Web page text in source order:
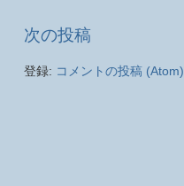
次の投稿
登録: コメントの投稿 (Atom)